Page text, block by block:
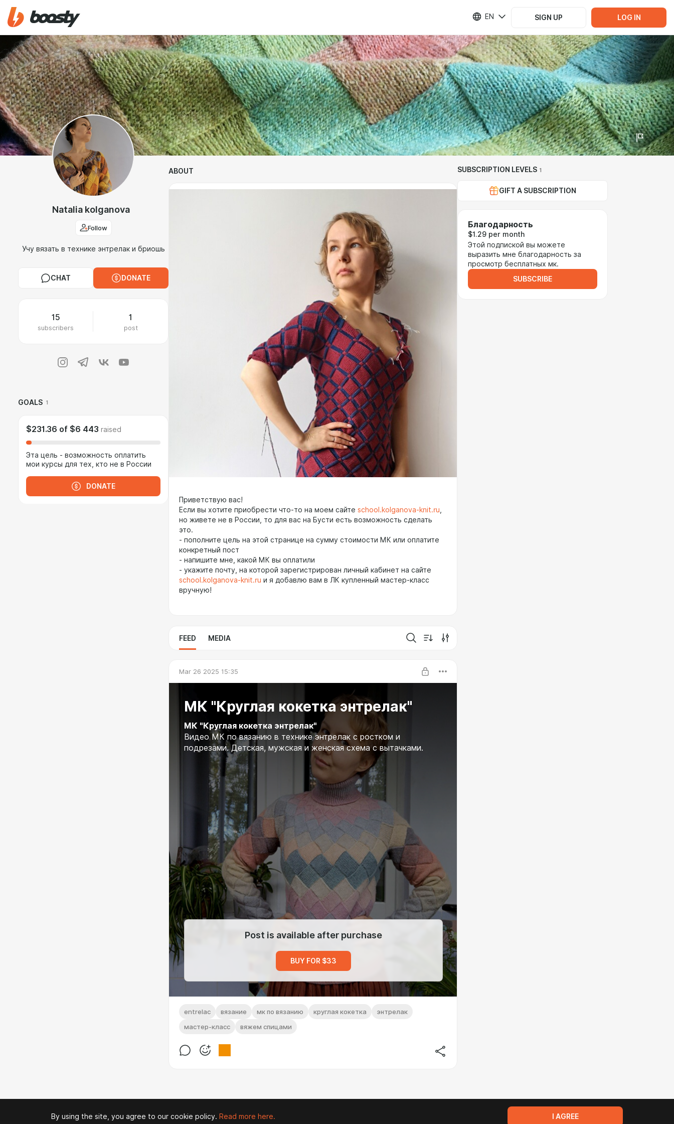
EN SIGN UP LOG IN
Natalia kolganova
Follow
Учу вязать в технике энтрелак и бриошь
CHAT DONATE
15
subscribers
1
post
GOALS 1
$231.36 of $6 443 raised
Эта цель - возможность оплатить
мои курсы для тех, кто не в России
DONATE
ABOUT
Приветствую вас!
Если вы хотите приобрести что-то на моем сайте school.kolganova-knit.ru
но живете не в России, то для вас на Бусти есть возможность сделать
это.
- пополните цель на этой странице на сумму стоимости МК или оплатите
конкретный пост
- напишите мне, какой МК вы оплатили
- укажите почту, на которой зарегистрирован личный кабинет на сайте
school.kolganova-knit.ru и я добавлю вам в ЛК купленный мастер-класс
вручную!
FEED MEDIA
Mar 26 2025 15:35
МК "Круглая кокетка энтрелак"
МК "Круглая кокетка энтрелак"
Видео МК по вязанию в технике энтрелак с ростком и
подрезами. Детская, мужская и женская схема с вытачками.
Post is available after purchase
BUY FOR $33
entrelac вязание мк по вязанию круглая кокетка
энтрелак
мастер-класс
вяжем спицами
SUBSCRIPTION LEVELS 1
GIFT A SUBSCRIPTION
Благодарность
$1.29 per month
Этой подпиской вы можете
выразить мне благодарность за
просмотр бесплатных мк.
SUBSCRIBE
By using the site, you agree to our cookie policy. Read more here. I AGREE